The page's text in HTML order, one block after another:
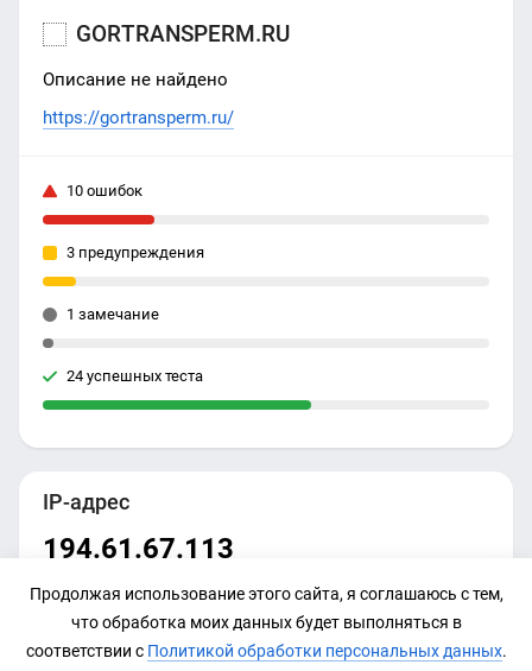
IP-адрес
194.61.67.113
GORTRANSPERM.RU
Описание не найдено
https://gortransperm.ru/
10 ошибок
3 предупреждения
1 замечание
24 успешных теста
Продолжая использование этого сайта, я соглашаюсь с тем,
что обработка моих данных будет выполняться в
соответствии с Политикой обработки персональных данных.